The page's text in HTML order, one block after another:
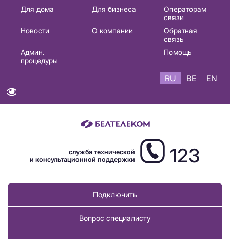
Основная
навигация
Для дома Для бизнеса
Операторам
связи
Новости
О компании
Обратная
связь
Админ.
процедуры
Помощь
RU BE EN
служба технической
и консультационной поддержки
123
Подключить
Вопрос специалисту